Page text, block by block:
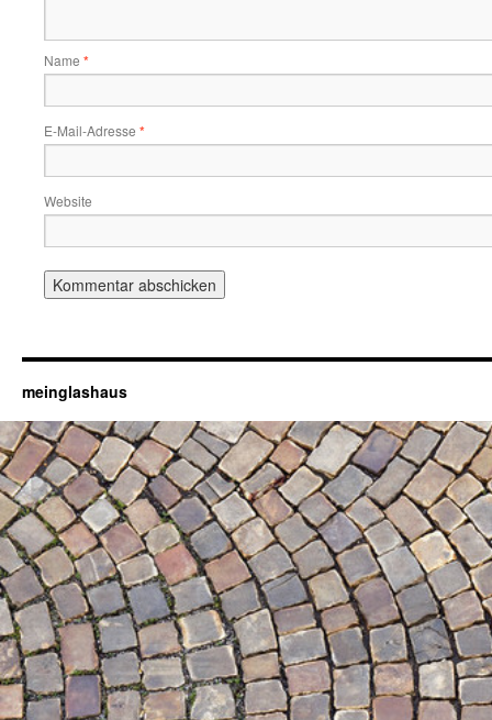
Name *
E-Mail-Adresse *
Website
meinglashaus